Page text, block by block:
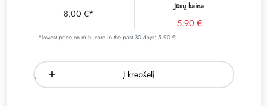
8.00 €*
Jūsų kaina
5.90 €
*lowest price on mihi.care in the past 30 days: 5.90 €
Į krepšelį